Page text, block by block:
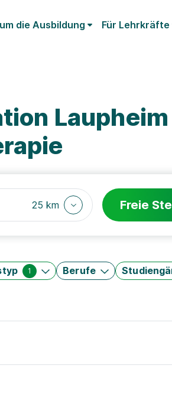
die Ausbildung Für Lehrkräfte
Laupheim
25 km Freie
1 Berufe